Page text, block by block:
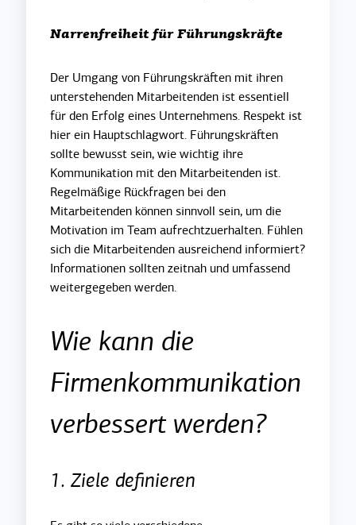
Narrenfreiheit für Führungskräfte
Der Umgang von Führungskräften mit ihren
unterstehenden Mitarbeitenden ist essentiell
für den Erfolg eines Unternehmens. Respekt ist
hier ein Hauptschlagwort. Führungskräften
sollte bewusst sein, wie wichtig ihre
Kommunikation mit den Mitarbeitenden ist.
Regelmäßige Rückfragen bei den
Mitarbeitenden können sinnvoll sein, um die
Motivation im Team aufrechtzuerhalten. Fühlen
sich die Mitarbeitenden ausreichend informiert?
Informationen sollten zeitnah und umfassend
weitergegeben werden.
Wie kann die
Firmenkommunikation
verbessert werden?
1. Ziele definieren